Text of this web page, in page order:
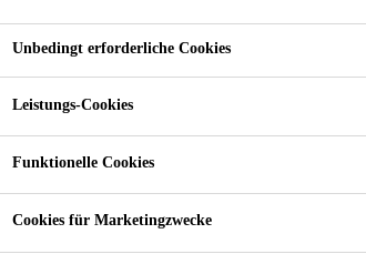
rauen Umgebungsbedingungen
PRODUKTDATENBLATT
Unbedingt erforderliche Cookies
Leistungs-Cookies
Funktionelle Cookies
Cookies für Marketingzwecke